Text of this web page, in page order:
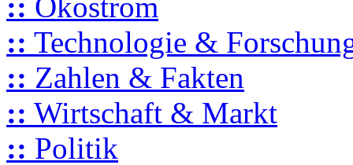
:: Technologie &
:: Zahlen & Fakten
:: Wirtschaft & Markt
:: Politik